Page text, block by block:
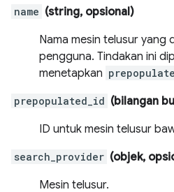
name (string, opsional)
Nama mesin telusur yang
pengguna. Tindakan ini
menetapkan
prepopulated_id (bilangan
ID untuk mesin telusur
search_provider (objek,
Mesin telusur.